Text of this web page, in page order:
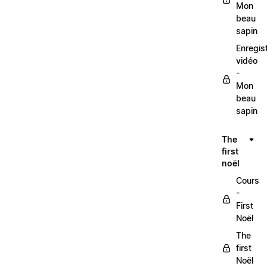
Mon
beau
sapin
vidéo
-
Mon
beau
sapin
The
first
noël
Cours
-
First
Noël
The
first
Noël